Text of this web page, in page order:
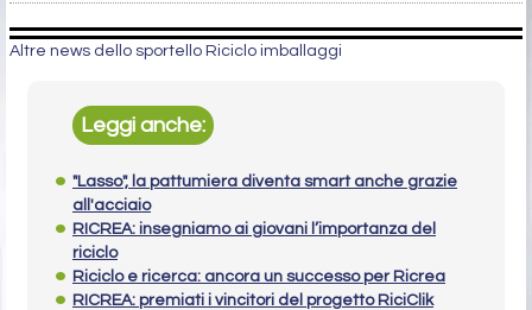
Altre news dello sportello Riciclo imballaggi
Leggi anche:
"Lasso", la pattumiera diventa smart anche grazie
all'acciaio
RICREA: insegniamo ai giovani l’importanza del
riciclo
Riciclo e ricerca: ancora un successo per Ricrea
RICREA: premiati i vincitori del progetto RiciClik